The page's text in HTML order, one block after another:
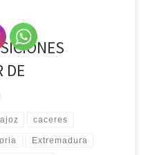
DE
caceres
Extremadura